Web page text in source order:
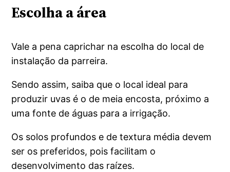
Escolha a área
Vale a pena caprichar na escolha do local de
instalação da parreira.
Sendo assim, saiba que o local ideal para
produzir uvas é o de meia encosta, próximo a
uma fonte de águas para a irrigação.
Os solos profundos e de textura média devem
ser os preferidos, pois facilitam o
desenvolvimento das raízes.